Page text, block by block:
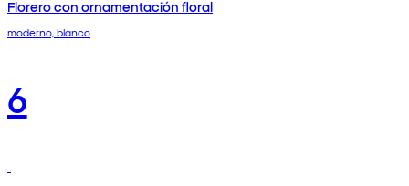
Florero con ornamentación floral
moderno, blanco
6